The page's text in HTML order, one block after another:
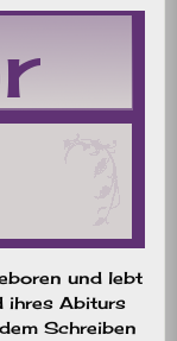
und lebt
ihres Abiturs
Schreiben